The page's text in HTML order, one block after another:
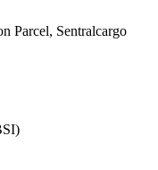
Parcel, Sentralcargo